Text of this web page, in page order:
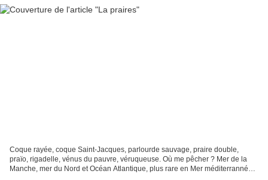
Coque rayée, coque Saint-Jacques, parlourde sauvage, praire double,
praïo, rigadelle, vénus du pauvre, véruqueuse. Où me pêcher ? Mer de la
Manche, mer du Nord et Océan Atlantique, plus rare en Mer méditerrannée.